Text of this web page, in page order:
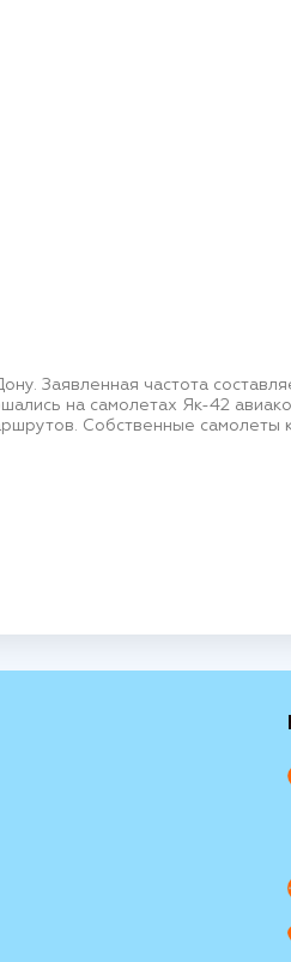
Заявленная частота
на самолетах Як-42
Собственные самолеты